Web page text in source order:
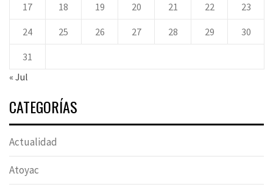
17 18 19 20 21 22 23
24 25 26 27 28 29 30
31
« Jul
CATEGORÍAS
Actualidad
Atoyac